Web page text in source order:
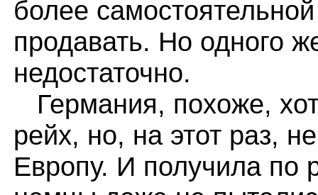
более
продавать. Но одного
недостаточно.
Германия, похоже,
рейх, но, на этот раз,
Европу. И получила по